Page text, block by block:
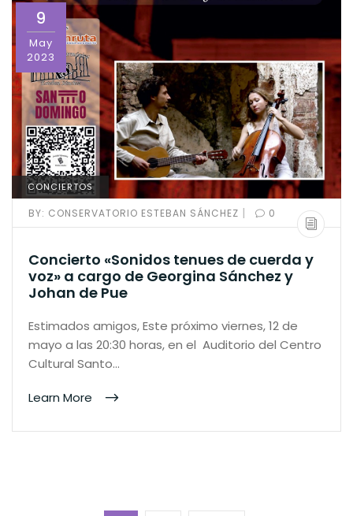
9
May
2023
CONCIERTOS
BY: CONSERVATORIO ESTEBAN SÁNCHEZ | 0
Concierto «Sonidos tenues de cuerda y
voz» a cargo de Georgina Sánchez y
Johan de Pue
Estimados amigos, Este próximo viernes, 12 de
mayo a las 20:30 horas, en el Auditorio del Centro
Cultural Santo…
Learn More